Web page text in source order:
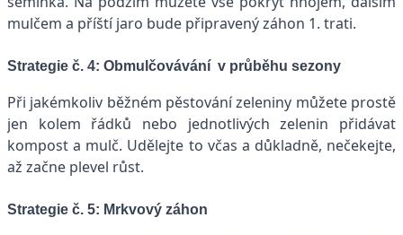
mulčem a příští jaro bude připravený záhon 1. trati.
Strategie č. 4: Obmulčovávání v průběhu sezony
Při jakémkoliv běžném pěstování zeleniny můžete prostě
jen kolem řádků nebo jednotlivých zelenin přidávat
kompost a mulč. Udělejte to včas a důkladně, nečekejte,
až začne plevel růst.
Strategie č. 5: Mrkvový záhon